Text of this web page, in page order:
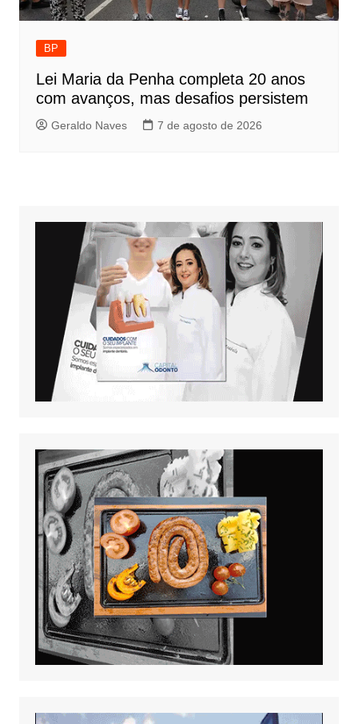
BP
Lei Maria da Penha completa 20 anos
com avanços, mas desafios persistem
Geraldo Naves 7 de agosto de 2026